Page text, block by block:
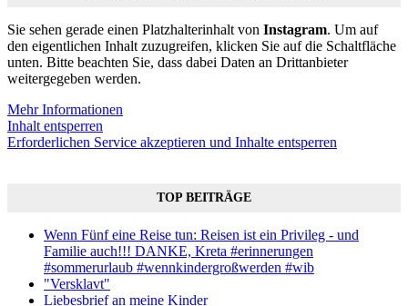
Sie sehen gerade einen Platzhalterinhalt von Instagram. Um auf
den eigentlichen Inhalt zuzugreifen, klicken Sie auf die Schaltfläche
unten. Bitte beachten Sie, dass dabei Daten an Drittanbieter
weitergegeben werden.
Mehr Informationen
Inhalt entsperren
Erforderlichen Service akzeptieren und Inhalte entsperren
TOP BEITRÄGE
Wenn Fünf eine Reise tun: Reisen ist ein Privileg - und
Familie auch!!! DANKE, Kreta #erinnerungen
#sommerurlaub #wennkindergroßwerden #wib
"Versklavt"
Liebesbrief an meine Kinder